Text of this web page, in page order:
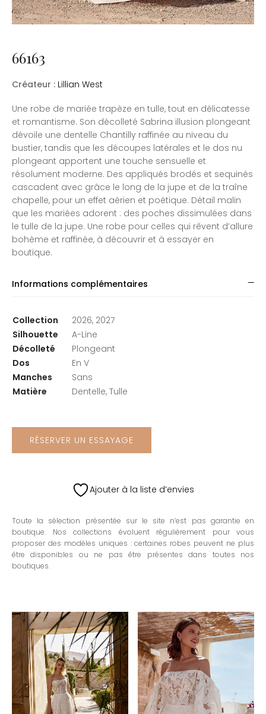
66163
Créateur : Lillian West
Une robe de mariée trapèze en tulle, tout en délicatesse
et romantisme. Son décolleté Sabrina illusion plongeant
dévoile une dentelle Chantilly raffinée au niveau du
bustier, tandis que les découpes latérales et le dos nu
plongeant apportent une touche sensuelle et
résolument moderne. Des appliqués brodés et sequinés
cascadent avec grâce le long de la jupe et de la traîne
chapelle, pour un effet aérien et poétique. Détail malin
que les mariées adorent : des poches dissimulées dans
le tulle de la jupe. Une robe pour celles qui rêvent d’allure
bohème et raffinée, à découvrir et à essayer en
boutique.
Informations complémentaires
Collection
2026, 2027
Silhouette
A-Line
Décolleté
Plongeant
Dos
En V
Manches
Sans
Matière
Dentelle, Tulle
RÉSERVER UN ESSAYAGE
Ajouter à la liste d’envies
Toute la sélection présentée sur le site n’est pas garantie en
boutique. Nos collections évoluent régulièrement pour vous
proposer des modèles uniques : certaines robes peuvent ne plus
être disponibles ou ne pas être présentes dans toutes nos
boutiques.